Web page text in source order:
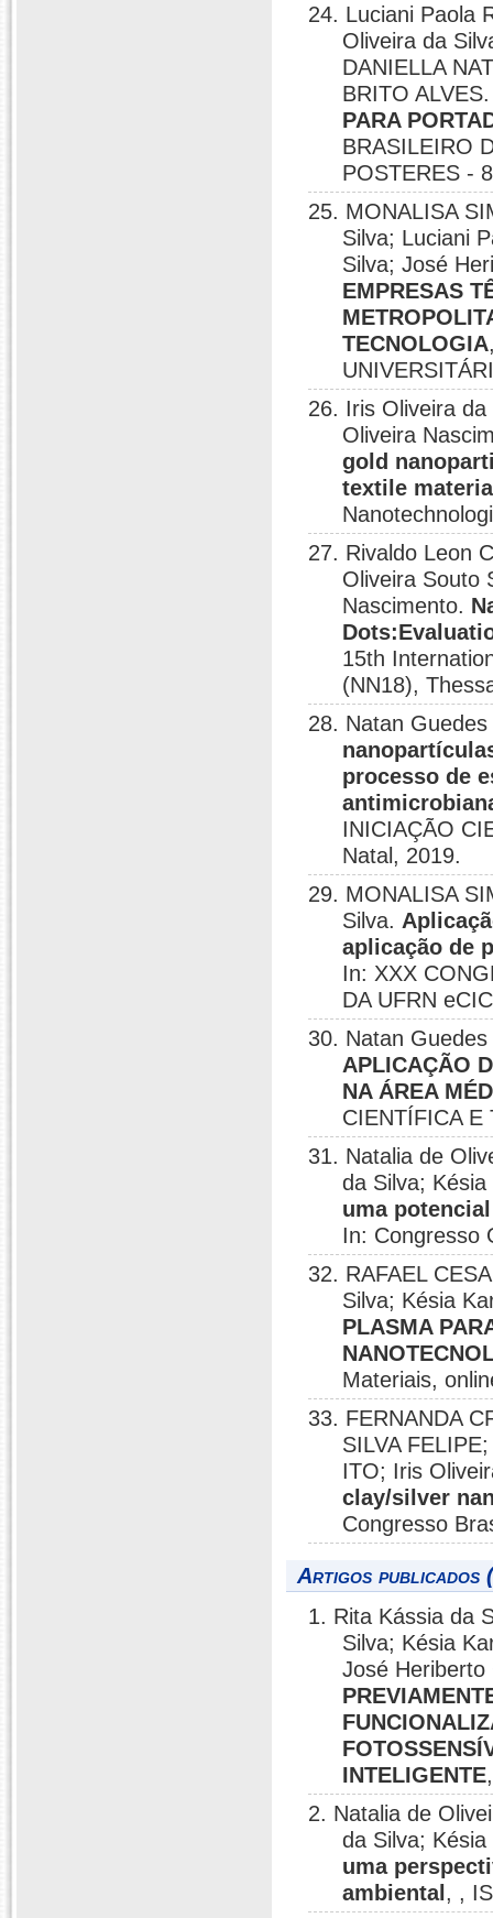
24. Luciani Paola
Oliveira da
DANIELLA
BRITO
PARA
BRASILEIRO
POSTERES -
25. MONALISA
Silva; Luciani
Silva; José
EMPRESAS
TECNOLOGIA
26. Iris Oliveira
Oliveira
gold
textile
27. Rivaldo Leon
Oliveira Souto
Nascimento.
15th
(NN18),
28. Natan
processo de
INICIAÇÃO
Natal, 2019.
29. MONALISA
Silva.
aplicação de
In: XXX
DA UFRN
30. Natan
APLICAÇÃO
NA ÁREA
CIENTÍFICA E
31. Natalia de
da Silva;
uma
In: Congresso
32. RAFAEL
Silva; Késia
PLASMA
Materiais,
33. FERNANDA
SILVA
ITO; Iris
clay/silver
Congresso
Artigos publicados
1. Rita Kássia da
Silva; Késia
José
INTELIGENTE
2. Natalia de
da Silva;
uma
ambiental , ,